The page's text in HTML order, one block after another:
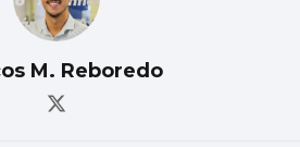
M. Reboredo